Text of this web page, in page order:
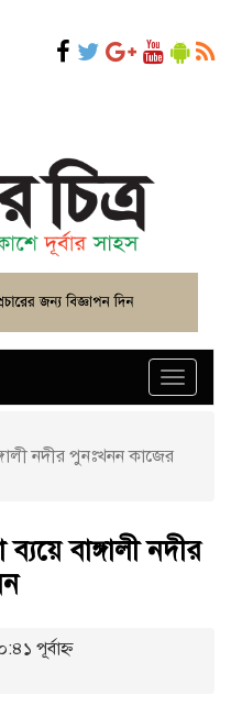
Toggle
নদীর পুনঃখনন কাজের
বাঙ্গালী নদীর
পূর্বাহ্ণ